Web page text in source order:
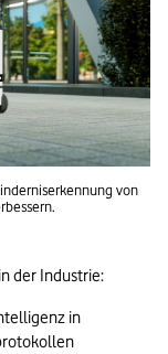
von
der Industrie:
in